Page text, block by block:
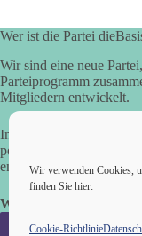
Wir verwenden Cookies,
finden Sie hier:
Cookie-Richtlinie
Wer ist die Partei
Wir sind eine neue
Parteiprogramm
Mitgliedern entwickelt.
In der Basisdemokratie
politischen Fragen direkt
entschieden.
Wir alle sind die Basis!